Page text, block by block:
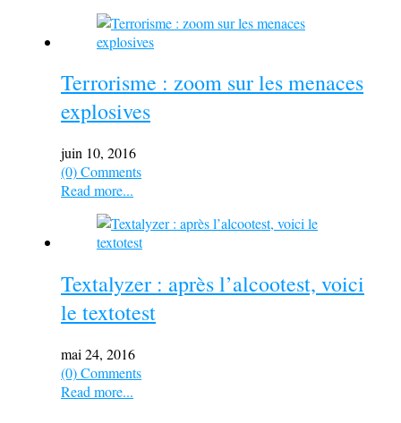
Terrorisme : zoom sur les menaces
explosives
juin 10, 2016
(0) Comments
Read more...
Textalyzer : après l’alcootest, voici
le textotest
mai 24, 2016
(0) Comments
Read more...